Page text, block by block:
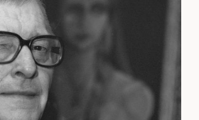
Časopis